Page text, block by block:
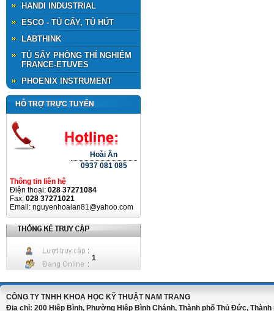
HANDI INDUSTRIAL
ESCO - TỦ CẤY, TỦ HÚT
LABTHINK
TỦ SẤY PHÒNG THÍ NGHIỆM
FRANCE-ETUVES
PHOENIX INSTRUMENT
HỖ TRỢ TRỰC TUYẾN
Hoài Ân
0937 081 085
Thông tin liên hệ
Điện thoại: 028 37271084
Fax: 028 37271021
Email: nguyenhoaian81@yahoo.com
1
CÔNG TY TNHH KHOA HỌC KỸ THUẬT NAM TRANG
Địa chỉ: 200 Hiệp Bình, Phường Hiệp Bình Chánh, Thành phố Thủ Đức, Thành